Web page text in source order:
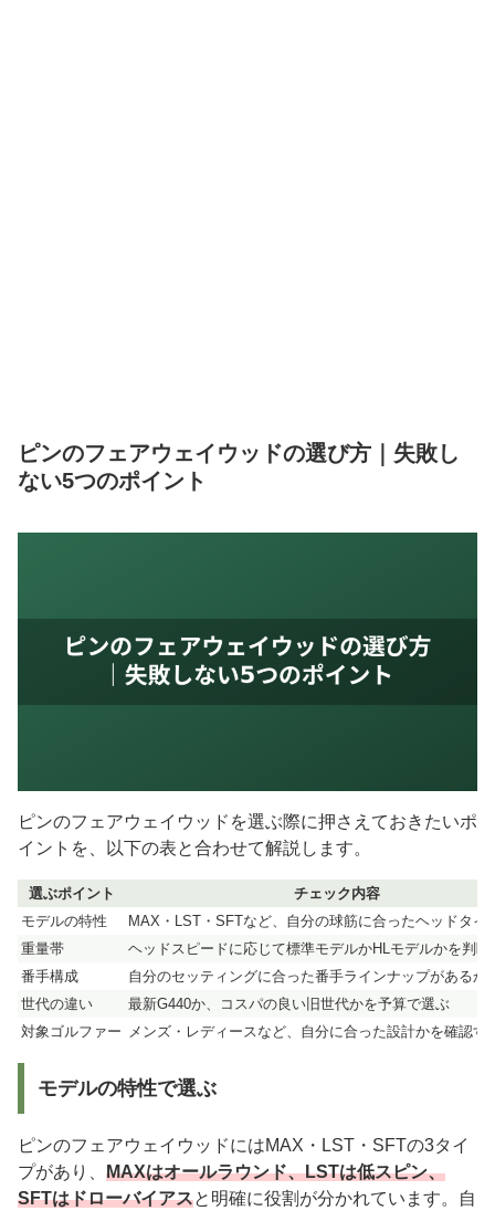
ピンのフェアウェイウッドの選び方｜失敗し
ない5つのポイント
ピンのフェアウェイウッドを選ぶ際に押さえておきたいポ
イントを、以下の表と合わせて解説します。
選ぶポイント
チェック内容
モデルの特性
MAX・LST・SFTなど、自分の球筋に合ったヘッドタイ
重量帯
ヘッドスピードに応じて標準モデルかHLモデルかを判断
番手構成
自分のセッティングに合った番手ラインナップがあるか
世代の違い
最新G440か、コスパの良い旧世代かを予算で選ぶ
対象ゴルファー メンズ・レディースなど、自分に合った設計かを確認す
モデルの特性で選ぶ
ピンのフェアウェイウッドにはMAX・LST・SFTの3タイ
プがあり、 MAXはオールラウンド、LSTは低スピン、
SFTはドローバイアスと明確に役割が分かれています。自